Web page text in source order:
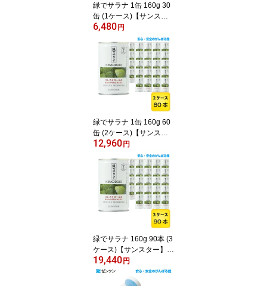
緑でサラナ 1缶 160g 30
缶 (1ケース)【サンスタ
ー】【送料無料】【トク
ホ 特定保健用食品】
6,480円
緑でサラナ 1缶 160g 60
缶 (2ケース)【サンスタ
ー】【送料無料】【トク
ホ 特定保健用食品】
12,960円
緑でサラナ 160g 90本 (3
ケース)【サンスター】
【送料無料】【トクホ 特
定保健用食品】
19,440円